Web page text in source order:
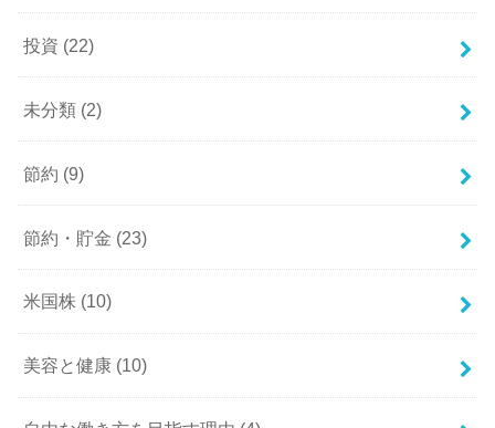
投資 (22)
未分類 (2)
節約 (9)
節約・貯金 (23)
米国株 (10)
美容と健康 (10)